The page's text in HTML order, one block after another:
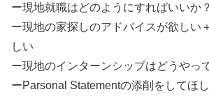
ー現地就職はどのようにすればいいか？
ー現地の家探しのアドバイスが欲しい
しい
ー現地のインターンシップはどうやっ
ーParsonal Statementの添削をしてほ